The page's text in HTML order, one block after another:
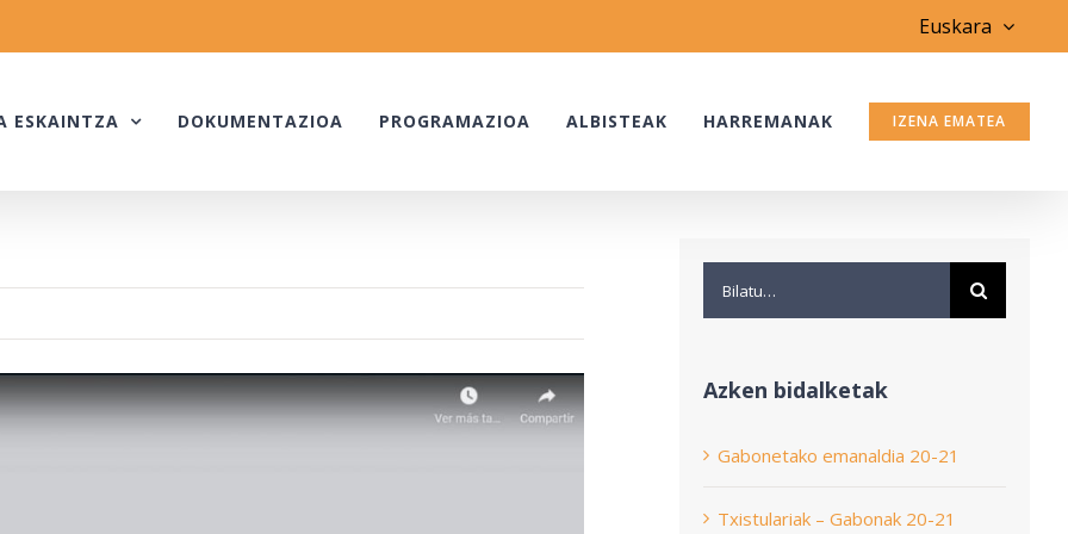
Euskara
ESKAINTZA DOKUMENTAZIOA PROGRAMAZIOA ALBISTEAK HARREMANAK IZENA EMATEA
Search
for:
Azken bidalketak
Gabonetako emanaldia 20-21
Txistulariak – Gabonak 20-21